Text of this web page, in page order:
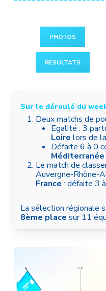
PHOTOS
RESULTATS
Sur le déroulé du
Deux matchs de
Egalité : 3
Loirelors de
Défaite 6 à 0
Méditerranée
Le match de
Auvergne-Rhône-
France : défaite 3
La sélection régionale
8ème place sur 11